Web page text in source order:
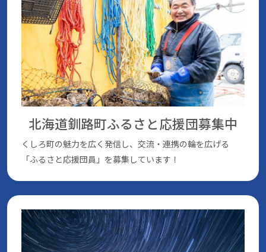
北海道釧路町ふるさと応援団募集中
くしろ町の魅⼒を広く発信し、交流・連携の輪を広げる
「ふるさと応援団員」を募集しています！